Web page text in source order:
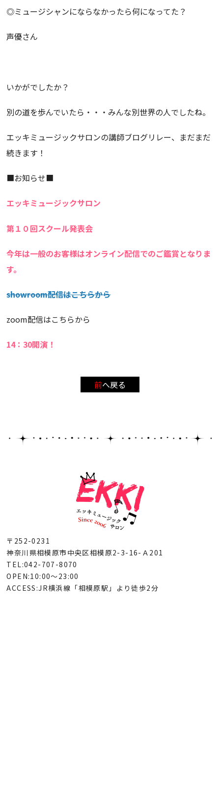
◎ミュージシャンにならなかったら何になってた？
声優さん
いかがでしたか？
別の道を歩んでいたら・・・みんな別世界の人でしたね。
エッキミュージックサロンの講師ブログリレー、まだまだ
続きます！
■お知らせ■
エッキミュージックサロン
第１０回スクール発表会
今年は一般のお客様はオンライン配信でのご鑑賞となりま
す。
showroom配信はこちらから
zoom配信はこちらから
14：30開演！
前へ戻る
〒252-0231
神奈川県相模原市中央区相模原2-3-16-Ａ201
TEL:042-707-8070
OPEN:10:00～23:00
ACCESS:JR横浜線「相模原駅」より徒歩2分